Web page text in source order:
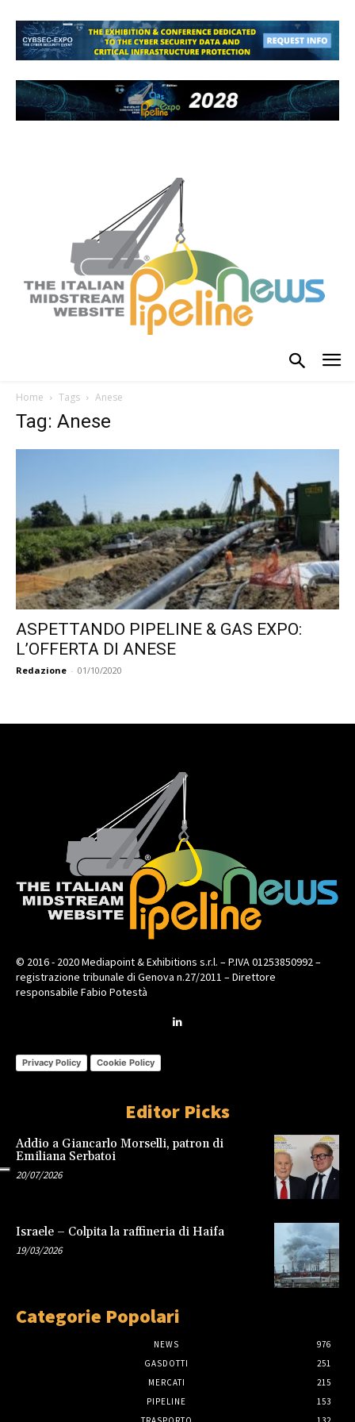
Home Tags Anese
Tag: Anese
ASPETTANDO PIPELINE & GAS EXPO:
L’OFFERTA DI ANESE
Redazione - 01/10/2020
© 2016 - 2020 Mediapoint & Exhibitions s.r.l. – P.IVA 01253850992 –
registrazione tribunale di Genova n.27/2011 – Direttore
responsabile Fabio Potestà
Privacy Policy Cookie Policy
Editor Picks
Addio a Giancarlo Morselli, patron di
Emiliana Serbatoi
20/07/2026
Israele – Colpita la raffineria di Haifa
19/03/2026
Categorie Popolari
NEWS
976
GASDOTTI
251
MERCATI
215
PIPELINE
153